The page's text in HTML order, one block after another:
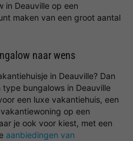
in Deauville op een
maken van een groot aantal
naar wens
in Deauville? Dan
bungalows in Deauville
een luxe vakantiehuis, een
op een
je ook voor kiest, met een
aanbiedingen van